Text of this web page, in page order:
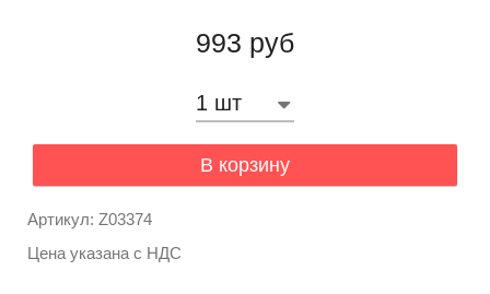
993 руб
В корзину
Артикул: Z03374
Цена указана с НДС